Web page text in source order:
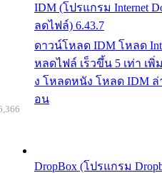
IDM (โปรแกรม Internet
ลดไฟล์) 6.43.7
ดาวน์โหลด IDM โหลด
หลดไฟล์ เร็วขึ้น 5 เท่า เ
ง โหลดหนัง โหลด IDM ล่
อน
DropBox (โปรแกรม